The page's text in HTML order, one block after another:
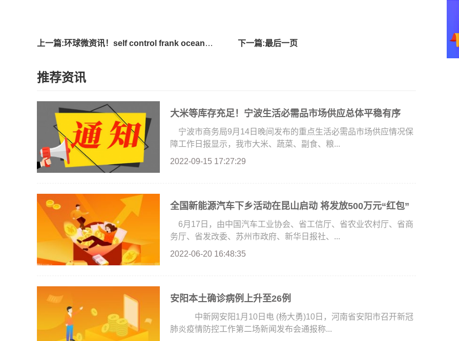
上一篇:环球微资讯！self control frank ocean_frank ocean 下一篇:最后一页
推荐资讯
大米等库存充足！宁波生活必需品市场供应总体平稳有序
宁波市商务局9月14日晚间发布的重点生活必需品市场供应情况保
障工作日报显示，我市大米、蔬菜、副食、粮...
2022-09-15 17:27:29
全国新能源汽车下乡活动在昆山启动 将发放500万元“红包”
6月17日，由中国汽车工业协会、省工信厅、省农业农村厅、省商
务厅、省发改委、苏州市政府、新华日报社、...
2022-06-20 16:48:35
安阳本土确诊病例上升至26例
中新网安阳1月10日电 (杨大勇)10日，河南省安阳市召开新冠
肺炎疫情防控工作第二场新闻发布会通报称...